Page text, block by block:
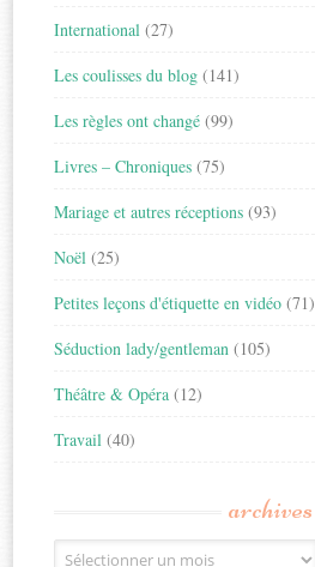
International (27)
Les coulisses du blog (141)
Les règles ont changé (99)
Livres – Chroniques (75)
Mariage et autres réceptions (93)
Noël (25)
Petites leçons d'étiquette en vidéo (71)
Séduction lady/gentleman (105)
Théâtre & Opéra (12)
Travail (40)
archives
Archives